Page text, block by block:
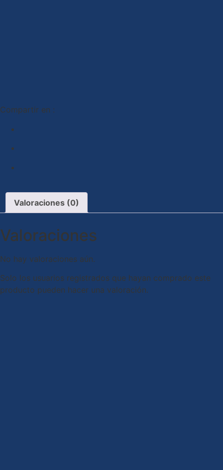
Compartir en :
Valoraciones (0)
Valoraciones
No hay valoraciones aún.
Solo los usuarios registrados que hayan comprado este
producto pueden hacer una valoración.